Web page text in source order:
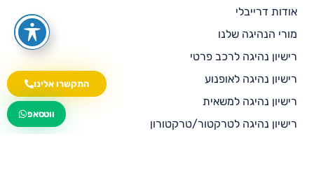
התקשרו אלינו
wa.me/535216644
ווטסאפ
אודות דרייבלי
מורי הנהיגה שלנו
רישיון נהיגה לרכב פרטי
רישיון נהיגה לאופנוע
רישיון נהיגה למשאית
רישיון נהיגה לטרקטור/טרקטורון